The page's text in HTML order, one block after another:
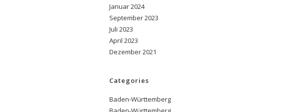
Januar 2024
September 2023
Juli 2023
April 2023
Dezember 2021
Categories
Baden-Württemberg